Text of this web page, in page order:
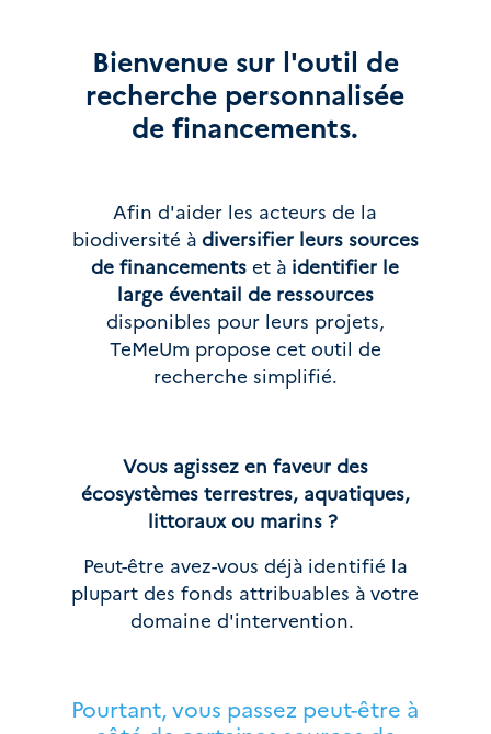
Bienvenue sur l'outil de
recherche personnalisée
de financements.
Afin d'aider les acteurs de la
biodiversité à diversifier leurs sources
de financements et à identifier le
large éventail de ressources
disponibles pour leurs projets,
TeMeUm propose cet outil de
recherche simplifié.
Vous agissez en faveur des
écosystèmes terrestres, aquatiques,
littoraux ou marins ?
Peut-être avez-vous déjà identifié la
plupart des fonds attribuables à votre
domaine d'intervention.
Pourtant, vous passez peut-être à